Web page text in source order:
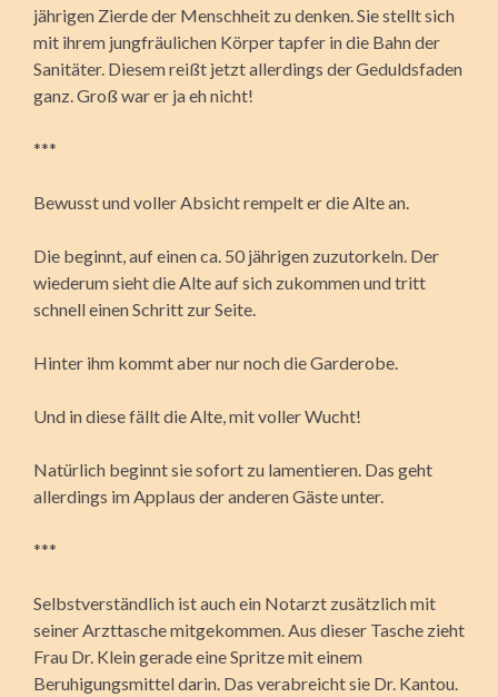
jährigen Zierde der Menschheit zu denken. Sie stellt sich
mit ihrem jungfräulichen Körper tapfer in die Bahn der
Sanitäter. Diesem reißt jetzt allerdings der Geduldsfaden
ganz. Groß war er ja eh nicht!
***
Bewusst und voller Absicht rempelt er die Alte an.
Die beginnt, auf einen ca. 50 jährigen zuzutorkeln. Der
wiederum sieht die Alte auf sich zukommen und tritt
schnell einen Schritt zur Seite.
Hinter ihm kommt aber nur noch die Garderobe.
Und in diese fällt die Alte, mit voller Wucht!
Natürlich beginnt sie sofort zu lamentieren. Das geht
allerdings im Applaus der anderen Gäste unter.
***
Selbstverständlich ist auch ein Notarzt zusätzlich mit
seiner Arzttasche mitgekommen. Aus dieser Tasche zieht
Frau Dr. Klein gerade eine Spritze mit einem
Beruhigungsmittel darin. Das verabreicht sie Dr. Kantou.